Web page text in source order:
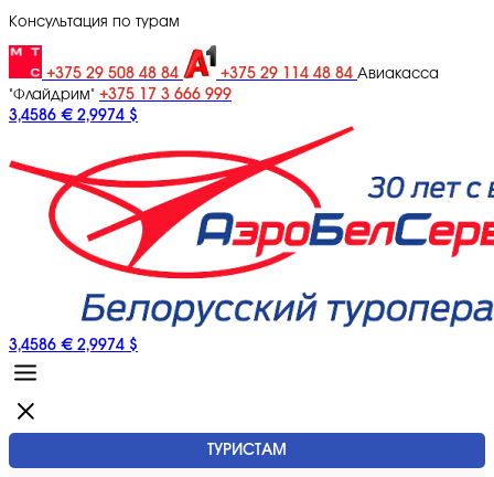
Консультация по турам
+375 29 508 48 84 +375 29 114 48 84 Авиакасса
"Флайдрим" +375 17 3 666 999
3,4586 € 2,9974 $
3,4586 € 2,9974 $
ТУРИСТАМ